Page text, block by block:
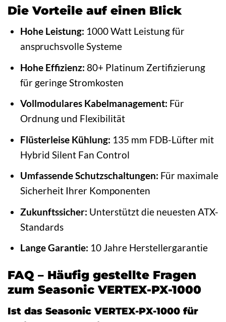
Die Vorteile auf einen Blick
Hohe Leistung: 1000 Watt Leistung für
anspruchsvolle Systeme
Hohe Effizienz: 80+ Platinum Zertifizierung
für geringe Stromkosten
Vollmodulares Kabelmanagement: Für
Ordnung und Flexibilität
Flüsterleise Kühlung: 135 mm FDB-Lüfter mit
Hybrid Silent Fan Control
Umfassende Schutzschaltungen: Für maximale
Sicherheit Ihrer Komponenten
Zukunftssicher: Unterstützt die neuesten ATX-
Standards
Lange Garantie: 10 Jahre Herstellergarantie
FAQ – Häufig gestellte Fragen
zum Seasonic VERTEX-PX-1000
Ist das Seasonic VERTEX-PX-1000 für